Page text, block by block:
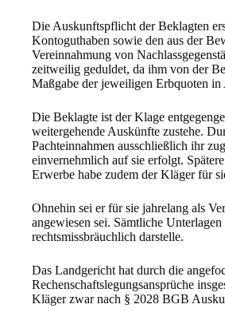
Die Auskunftspflicht der Beklagten
Kontoguthaben sowie den aus der
Vereinnahmung von
zeitweilig geduldet, da ihm von der
Maßgabe der jeweiligen Erbquoten in
Die Beklagte ist der Klage
weitergehende Auskünfte zustehe.
Pachteinnahmen ausschließlich ihr
einvernehmlich auf sie erfolgt.
Erwerbe habe zudem der Kläger für
Ohnehin sei er für sie jahrelang als
angewiesen sei. Sämtliche
rechtsmissbräuchlich darstelle.
Das Landgericht hat durch die
Rechenschaftslegungsansprüche
Kläger zwar nach § 2028 BGB